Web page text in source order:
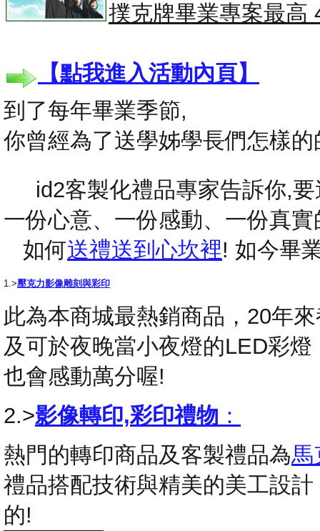
撲克牌畢業專案最高
【點我進入活動內頁】
到了每年畢業季節,
你曾經為了送學姊學長們怎樣
id2客製化禮品專家告訴你,要
一份心意、一份感動、一份真
如何送禮送到心坎裡! 如今畢
1.>壓克力影像雕刻與彩印
此為本商城最熱銷商品，20年
及可於夜晚當小夜燈的LED彩
也會感動萬分喔!
2.>影像轉印,彩印禮物 ：
熱門的轉印商品及客製禮品為馬
禮品搭配技術與精美的美工設
的!